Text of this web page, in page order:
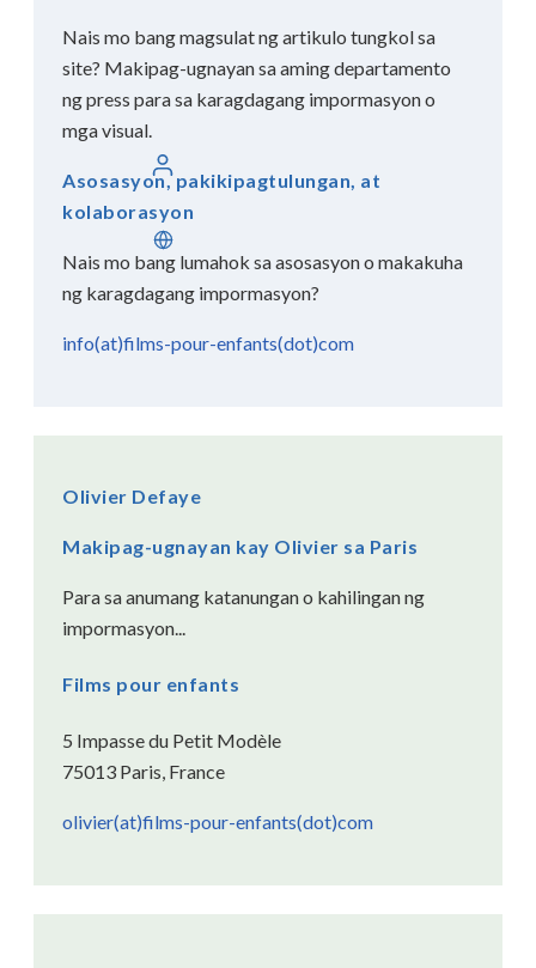
Nais mo bang magsulat ng artikulo tungkol sa
site? Makipag-ugnayan sa aming departamento
ng press para sa karagdagang impormasyon o
mga visual.
Asosasyon, pakikipagtulungan, at
kolaborasyon
Nais mo bang lumahok sa asosasyon o makakuha
ng karagdagang impormasyon?
info(at)films-pour-enfants(dot)com
Olivier Defaye
Makipag-ugnayan kay Olivier sa Paris
Para sa anumang katanungan o kahilingan ng
impormasyon...
Films pour enfants
5 Impasse du Petit Modèle
75013 Paris, France
olivier(at)films-pour-enfants(dot)com